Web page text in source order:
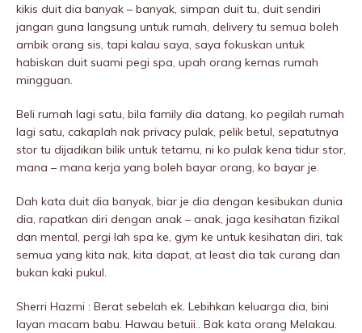
kikis duit dia banyak – banyak, simpan duit tu, duit sendiri
jangan guna langsung untuk rumah, delivery tu semua boleh
ambik orang sis, tapi kalau saya, saya fokuskan untuk
habiskan duit suami pegi spa, upah orang kemas rumah
mingguan.
Beli rumah lagi satu, bila family dia datang, ko pegiIah rumah
lagi satu, cakaplah nak privacy pulak, pelik betul, sepatutnya
stor tu dijadikan bilik untuk tetamu, ni ko pulak kena tidur stor,
mana – mana kerja yang boleh bayar orang, ko bayar je.
Dah kata duit dia banyak, biar je dia dengan kesibukan dunia
dia, rapatkan diri dengan anak – anak, jaga kesihatan fizikaI
dan mentaI, pergi lah spa ke, gym ke untuk kesihatan diri, tak
semua yang kita nak, kita dapat, at least dia tak curang dan
bukan kaki pukuI.
Sherri Hazmi : Berat sebeIah ek. Lebihkan keluarga dia, bini
layan macam babu. Hawau betuii.. Bak kata orang Melakau.